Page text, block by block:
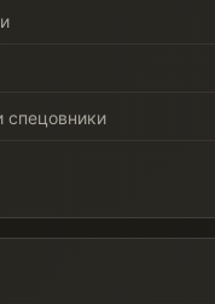
спецовники